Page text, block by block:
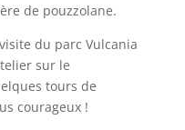
de pouzzolane.
du parc Vulcania
sur le
tours de
courageux !